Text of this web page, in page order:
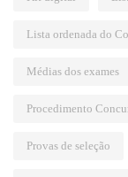
Lista ordenada do
Médias dos exames
Procedimento
Provas de seleção